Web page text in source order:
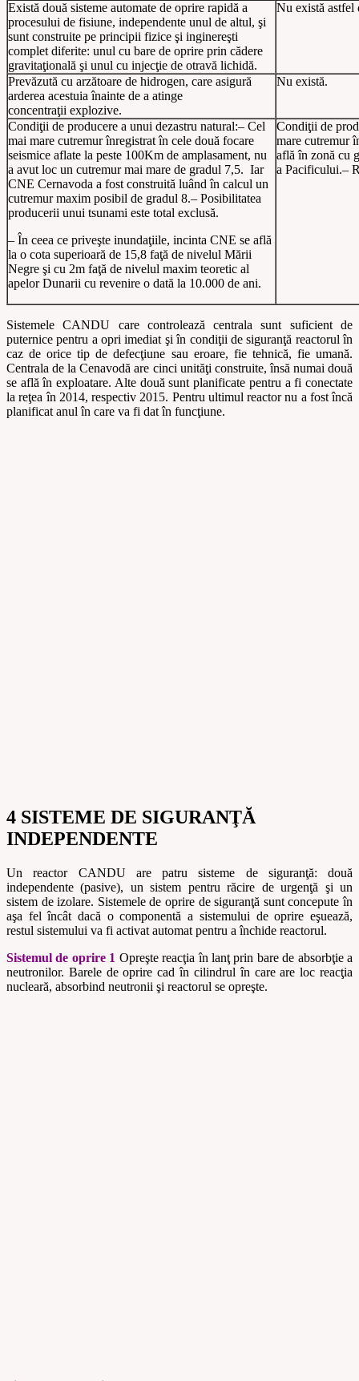
Există două sisteme automate de oprire rapidă a
procesului de fisiune, independente unul de altul, şi
sunt construite pe principii fizice şi inginereşti
complet diferite: unul cu bare de oprire prin cădere
gravitaţională şi unul cu injecţie de otravă lichidă.
Nu există astfel
Prevăzută cu arzătoare de hidrogen, care asigură
arderea acestuia înainte de a atinge
concentraţii explozive.
Nu există.
Condiţii de producere a unui dezastru natural:– Cel
mai mare cutremur înregistrat în cele două focare
seismice aflate la peste 100Km de amplasament, nu
a avut loc un cutremur mai mare de gradul 7,5. Iar
CNE Cernavoda a fost construită luând în calcul un
cutremur maxim posibil de gradul 8.– Posibilitatea
producerii unui tsunami este total exclusă.
– În ceea ce priveşte inundaţiile, incinta CNE se află
la o cota superioară de 15,8 faţă de nivelul Mării
Negre şi cu 2m faţă de nivelul maxim teoretic al
apelor Dunarii cu revenire o dată la 10.000 de ani.
Condiţii de
mare cutremur
află în zonă cu
a Pacificului.–
Sistemele CANDU care controlează centrala sunt suficient de
puternice pentru a opri imediat şi în condiţii de siguranţă reactorul în
caz de orice tip de defecţiune sau eroare, fie tehnică, fie umană.
Centrala de la Cenavodă are cinci unităţi construite, însă numai două
se află în exploatare. Alte două sunt planificate pentru a fi conectate
la reţea în 2014, respectiv 2015. Pentru ultimul reactor nu a fost încă
planificat anul în care va fi dat în funcţiune.
4 SISTEME DE SIGURANŢĂ
INDEPENDENTE
Un reactor CANDU are patru sisteme de siguranţă: două
independente (pasive), un sistem pentru răcire de urgenţă şi un
sistem de izolare. Sistemele de oprire de siguranţă sunt concepute în
aşa fel încât dacă o componentă a sistemului de oprire eşuează,
restul sistemului va fi activat automat pentru a închide reactorul.
Sistemul de oprire 1 Opreşte reacţia în lanţ prin bare de absorbţie a
neutronilor. Barele de oprire cad în cilindrul în care are loc reacţia
nucleară, absorbind neutronii şi reactorul se opreşte.